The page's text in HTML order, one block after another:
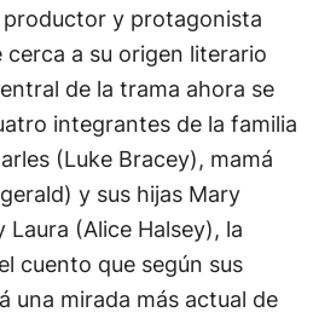
productor y protagonista
cerca a su origen literario
de la trama ahora se
integrantes de la familia
(Luke Bracey), mamá
y sus hijas Mary
(Alice Halsey), la
cuento que según sus
una mirada más actual de